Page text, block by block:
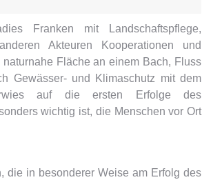
Franken mit Landschaftspflege,
Akteuren Kooperationen und
Fläche an einem Bach, Fluss
Gewässer- und Klimaschutz mit dem
auf die ersten Erfolge des
wichtig ist, die Menschen vor Ort
die in besonderer Weise am Erfolg des